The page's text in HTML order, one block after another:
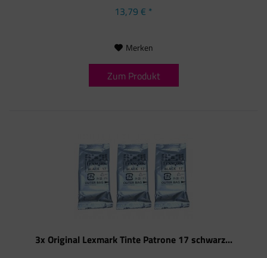
13,79 € *
Merken
Zum Produkt
3x Original Lexmark Tinte Patrone 17 schwarz...